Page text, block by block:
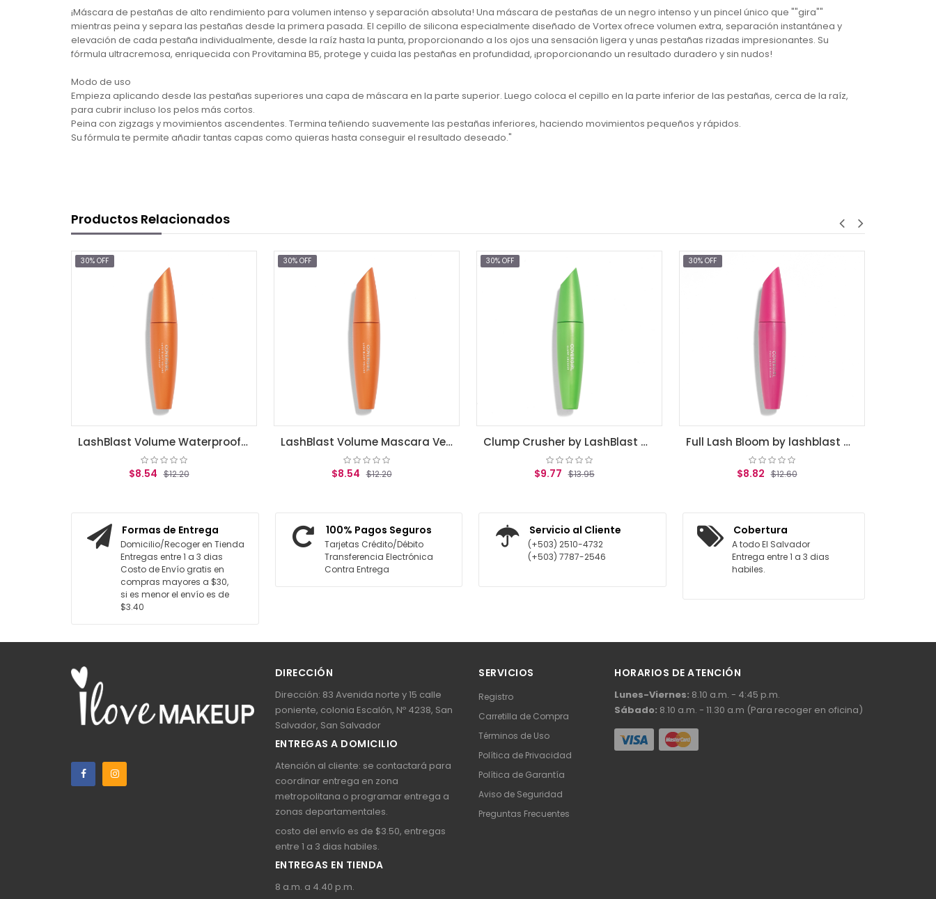
¡Máscara de pestañas de alto rendimiento para volumen intenso y separación absoluta! Una máscara de pestañas de un negro intenso y un pincel único que ""gira""
mientras peina y separa las pestañas desde la primera pasada. El cepillo de silicona especialmente diseñado de Vortex ofrece volumen extra, separación instantánea y
elevación de cada pestaña individualmente, desde la raíz hasta la punta, proporcionando a los ojos una sensación ligera y unas pestañas rizadas impresionantes. Su
fórmula ultracremosa, enriquecida con Provitamina B5, protege y cuida las pestañas en profundidad, ¡proporcionando un resultado duradero y sin nudos!
Modo de uso
Empieza aplicando desde las pestañas superiores una capa de máscara en la parte superior. Luego coloca el cepillo en la parte inferior de las pestañas, cerca de la raíz,
para cubrir incluso los pelos más cortos.
Peina con zigzags y movimientos ascendentes. Termina teñiendo suavemente las pestañas inferiores, haciendo movimientos pequeños y rápidos.
Su fórmula te permite añadir tantas capas como quieras hasta conseguir el resultado deseado."
Productos Relacionados
LashBlast Volume Waterproof Mascara Very Black .44 fl oz (13.1 ml) LashBlast Volume Mascara Very Black .44 fl oz (13.1 ml) Clump Crusher by LashBlast Mascara Very Black .44 fl oz (13.1 ml) Full Lash Bloom by lashblast mascara Very Black 800 .44 Fl Oz
Formas de Entrega
Domicilio/Recoger en Tienda
Entregas entre 1 a 3 dias
Costo de Envío gratis en
compras mayores a $30,
si es menor el envío es de
$3.40
100% Pagos Seguros
Tarjetas Crédito/Débito
Transferencia Electrónica
Contra Entrega
Servicio al Cliente
(+503) 2510-4732
(+503) 7787-2546
Cobertura
A todo El Salvador
Entrega entre 1 a 3 dias
habiles.
DIRECCIÓN
Dirección: 83 Avenida norte y 15 calle
poniente, colonia Escalón, Nº 4238, San
Salvador, San Salvador
ENTREGAS A DOMICILIO
Atención al cliente: se contactará para
coordinar entrega en zona
metropolitana o programar entrega a
zonas departamentales.
costo del envío es de $3.50, entregas
entre 1 a 3 dias habiles.
ENTREGAS EN TIENDA
8 a.m. a 4.40 p.m.
SERVICIOS
Registro
Carretilla de Compra
Términos de Uso
Política de Privacidad
Política de Garantía
Aviso de Seguridad
Preguntas Frecuentes
HORARIOS DE ATENCIÓN
Lunes-Viernes: 8.10 a.m. - 4:45 p.m.
Sábado: 8.10 a.m. - 11.30 a.m (Para recoger en oficina)